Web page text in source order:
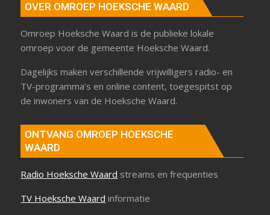
OVER OMROEP HOEKSCHE WAARD
Omroep Hoeksche Waard is de publieke lokale
omroep voor de gemeente Hoeksche Waard.
Dagelijks maken verschillende vrijwilligers radio- en
TV-programma’s en online content, toegespitst op
de inwoners van de Hoeksche Waard.
ONTVANG OMROEP HOEKSCHE
WAARD
Radio Hoeksche Waard streams en frequenties
TV Hoeksche Waard informatie